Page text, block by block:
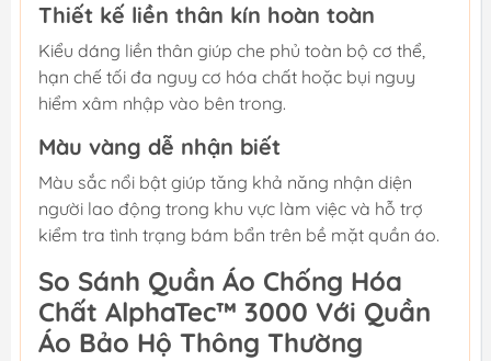
Thiết kế liền thân kín hoàn toàn
Kiểu dáng liền thân giúp che phủ toàn bộ cơ thể,
hạn chế tối đa nguy cơ hóa chất hoặc bụi nguy
hiểm xâm nhập vào bên trong.
Màu vàng dễ nhận biết
Màu sắc nổi bật giúp tăng khả năng nhận diện
người lao động trong khu vực làm việc và hỗ trợ
kiểm tra tình trạng bám bẩn trên bề mặt quần áo.
So Sánh Quần Áo Chống Hóa
Chất AlphaTec™ 3000 Với Quần
Áo Bảo Hộ Thông Thường